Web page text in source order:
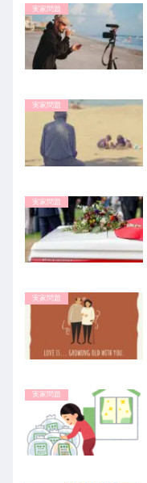
実家問題
実家問題
実家問題
実家問題
実家問題